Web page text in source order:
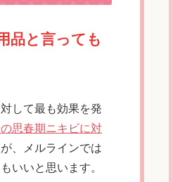
品と言っても
して最も効果を発
思春期ニキビに対
、メルラインでは
いいと思います。